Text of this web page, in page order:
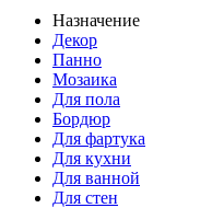
Назначение
Декор
Панно
Мозаика
Для пола
Бордюр
Для фартука
Для кухни
Для ванной
Для стен